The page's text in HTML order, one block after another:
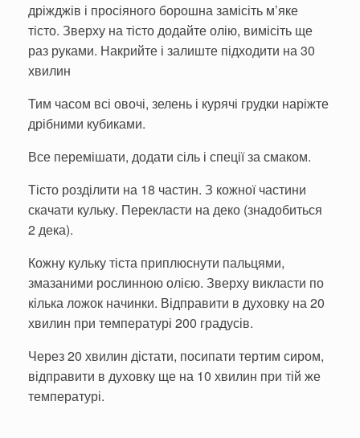
дріжджів і просіяного борошна замісіть м’яке
тісто. Зверху на тісто додайте олію, вимісіть ще
раз руками. Накрийте і залиште підходити на 30
хвилин
Тим часом всі овочі, зелень і курячі грудки наріжте
дрібними кубиками.
Все перемішати, додати сіль і спеції за смаком.
Тісто розділити на 18 частин. З кожної частини
скачати кульку. Перекласти на деко (знадобиться
2 дека).
Кожну кульку тіста приплюснути пальцями,
змазаними рослинною олією. Зверху викласти по
кілька ложок начинки. Відправити в духовку на 20
хвилин при температурі 200 градусів.
Через 20 хвилин дістати, посипати тертим сиром,
відправити в духовку ще на 10 хвилин при тій же
температурі.